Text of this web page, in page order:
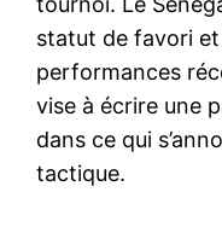
statut de favori
performances
vise à écrire une
dans ce qui
tactique.